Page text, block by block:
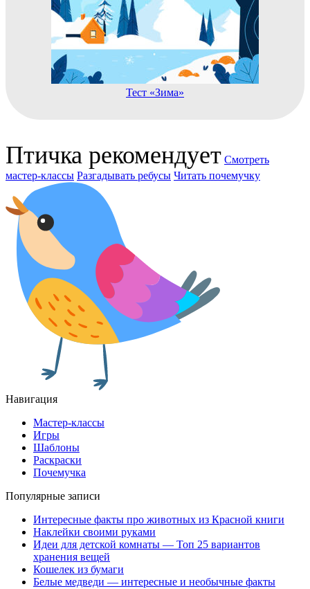
Тест «Зима»
Птичка рекомендует Смотреть
мастер-классы Разгадывать ребусы Читать почемучку
Навигация
Мастер-классы
Игры
Шаблоны
Раскраски
Почемучка
Популярные записи
Интересные факты про животных из Красной книги
Наклейки своими руками
Идеи для детской комнаты — Топ 25 вариантов
хранения вещей
Кошелек из бумаги
Белые медведи — интересные и необычные факты